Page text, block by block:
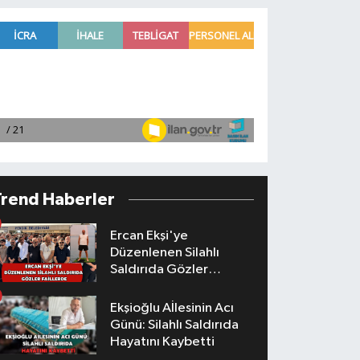
Haberler
Ercan Ekşi'ye
Düzenlenen Silahlı
Saldırıda Gözler
Ekşioğlu Aİlesinin Acı
Günü: Silahlı Saldırıda
Hayatını Kaybetti